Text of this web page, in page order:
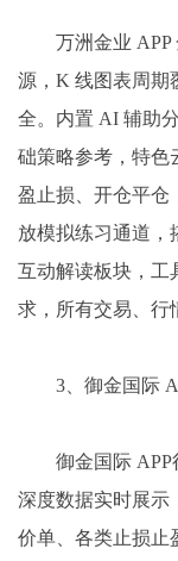
万洲金业
源，K 线图表周期
全。内置 AI 辅助
础策略参考，特色
盈止损、开仓平仓
放模拟练习通道，
互动解读板块，工
求，所有交易、行
3、御金国际
御金国际
深度数据实时展示
价单、各类止损止